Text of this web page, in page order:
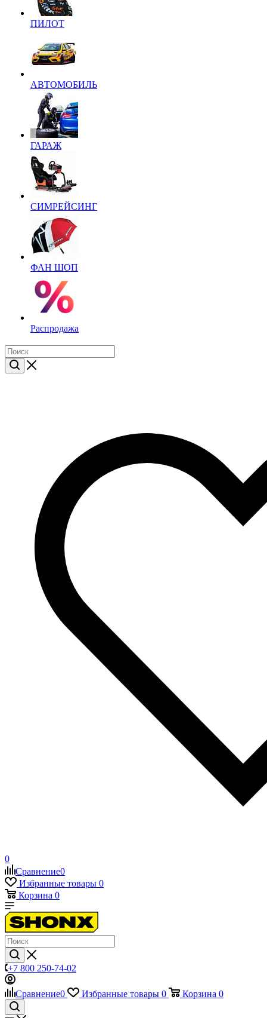
ПИЛОТ
АВТОМОБИЛЬ
ГАРАЖ
СИМРЕЙСИНГ
ФАН ШОП
Распродажа
0
Сравнение0
Избранные товары 0
Корзина 0
+7 800 250-74-02
Сравнение0 Избранные товары 0 Корзина 0